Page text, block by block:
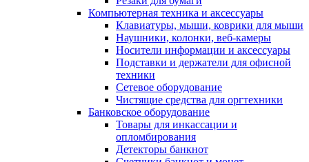
Компьютерная техника и аксессуары
Клавиатуры, мыши, коврики для мыши
Наушники, колонки, веб-камеры
Носители информации и аксессуары
Подставки и держатели для офисной
техники
Сетевое оборудование
Чистящие средства для оргтехники
Банковское оборудование
Товары для инкассации и
опломбирования
Детекторы банкнот